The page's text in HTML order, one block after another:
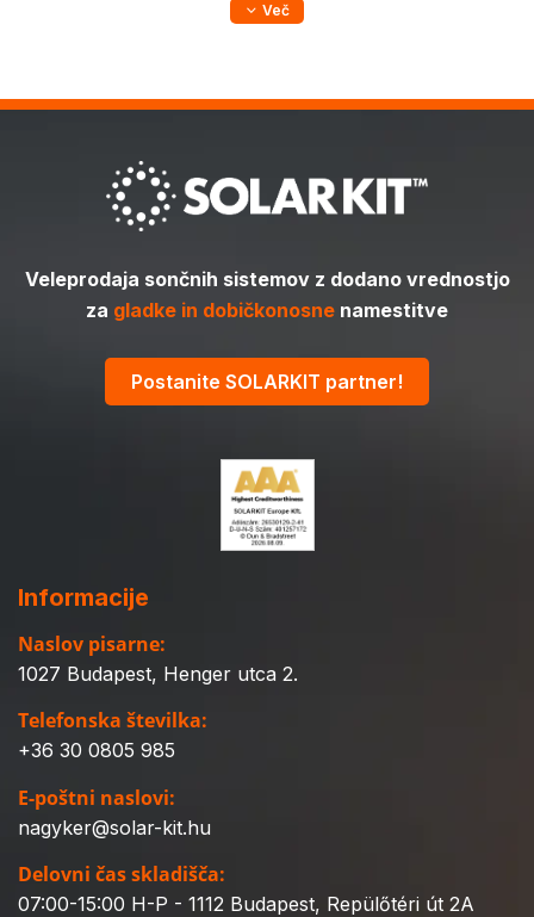
Več
Veleprodaja sončnih sistemov z dodano vrednostjo
za gladke in dobičkonosne namestitve
Postanite SOLARKIT partner!
Informacije
Naslov pisarne:
1027 Budapest, Henger utca 2.
Telefonska številka:
+36 30 0805 985
E-poštni naslovi:
nagyker@solar-kit.hu
Delovni čas skladišča:
07:00-15:00 H-P - 1112 Budapest, Repülőtéri út 2A